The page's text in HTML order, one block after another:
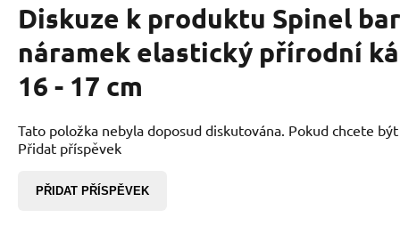
Diskuze k produktu Spinel
náramek elastický přírodní
16 - 17 cm
Tato položka nebyla doposud diskutována. Pokud chcete
Přidat příspěvek
PŘIDAT PŘÍSPĚVEK